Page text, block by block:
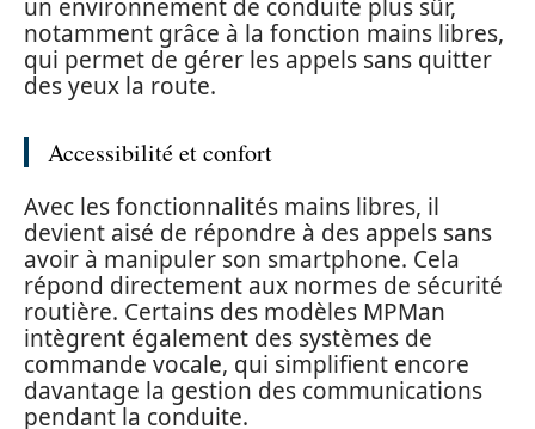
un environnement de conduite plus sûr,
notamment grâce à la fonction mains libres,
qui permet de gérer les appels sans quitter
des yeux la route.
Accessibilité et confort
Avec les fonctionnalités mains libres, il
devient aisé de répondre à des appels sans
avoir à manipuler son smartphone. Cela
répond directement aux normes de sécurité
routière. Certains des modèles MPMan
intègrent également des systèmes de
commande vocale, qui simplifient encore
davantage la gestion des communications
pendant la conduite.